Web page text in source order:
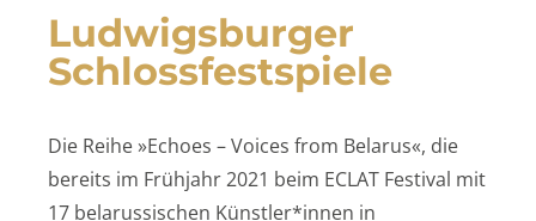
Ludwigsburger
Schlossfestspiele
Die Reihe »Echoes – Voices from Belarus«, die
bereits im Frühjahr 2021 beim ECLAT Festival mit
17 belarussischen Künstler*innen in